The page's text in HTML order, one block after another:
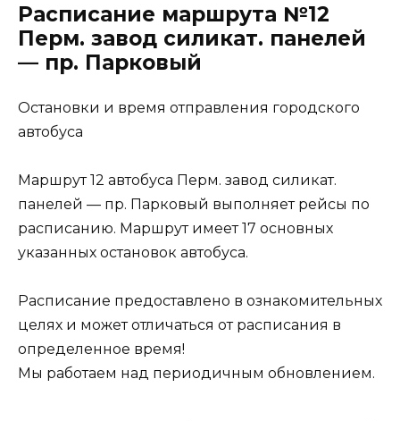
Расписание маршрута №12
Перм. завод силикат. панелей
— пр. Парковый
Остановки и время отправления городского
автобуса
Маршрут 12 автобуса Перм. завод силикат.
панелей — пр. Парковый выполняет рейсы по
расписанию. Маршрут имеет 17 основных
указанных остановок автобуса.
Расписание предоставлено в ознакомительных
целях и может отличаться от расписания в
определенное время!
Мы работаем над периодичным обновлением.